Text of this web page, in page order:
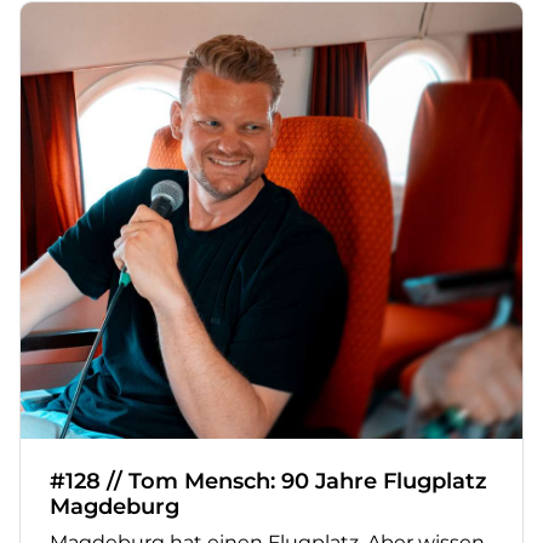
#128 // Tom Mensch: 90 Jahre Flugplatz
Magdeburg